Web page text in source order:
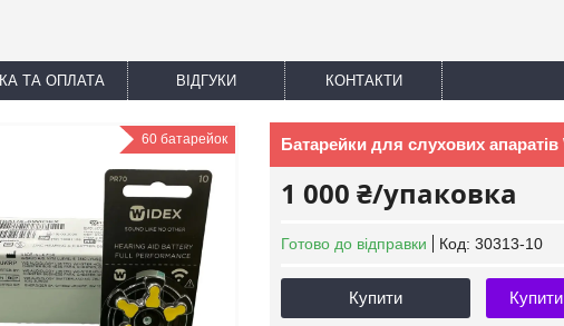
ТА ОПЛАТА ВІДГУКИ КОНТАКТИ
60 батарейок Батарейки для слухових апаратів
1 000 ₴/упаковка
Готово до відправки Код: 30313-10
Купити